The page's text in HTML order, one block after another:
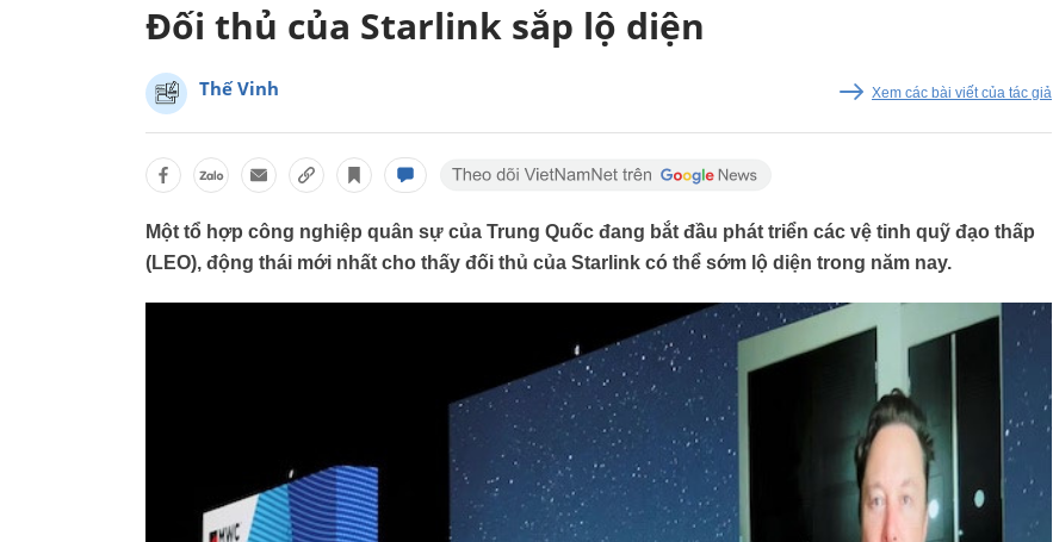
Đối thủ của Starlink sắp lộ diện
Thế Vinh Xem các bài viết của tác giả
Một tổ hợp công nghiệp quân sự của Trung Quốc đang bắt đầu phát triển các vệ tinh quỹ đạo thấp
(LEO), động thái mới nhất cho thấy đối thủ của Starlink có thể sớm lộ diện trong năm nay.